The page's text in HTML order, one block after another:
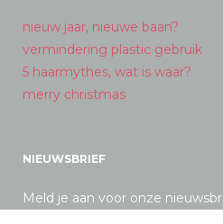
nieuw jaar, nieuwe baan?
vermindering plastic gebruik
5 haarmythes, wat is waar?
merry christmas
NIEUWSBRIEF
Meld je aan voor onze